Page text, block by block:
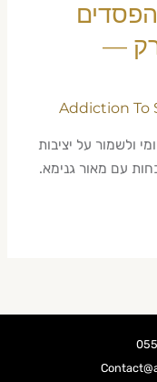
—
Addiction To
ולשמור על יציבות
עם מאור גנימא.